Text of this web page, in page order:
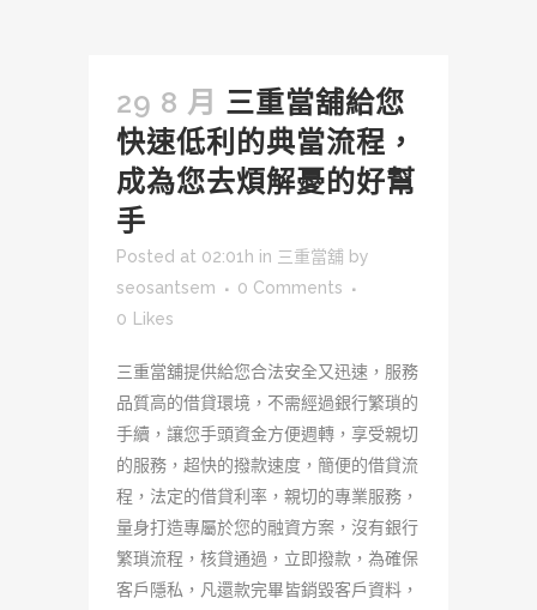
29 8 月 三重當舖給您
快速低利的典當流程，
成為您去煩解憂的好幫
手
Posted at 02:01h in 三重當舖 by
seosantsem
0 Comments
0 Likes
三重當舖提供給您合法安全又迅速，服務
品質高的借貸環境，不需經過銀行繁瑣的
手續，讓您手頭資金方便週轉，享受親切
的服務，超快的撥款速度，簡便的借貸流
程，法定的借貸利率，親切的專業服務，
量身打造專屬於您的融資方案，沒有銀行
繁瑣流程，核貸通過，立即撥款，為確保
客戶隱私，凡還款完畢皆銷毀客戶資料，